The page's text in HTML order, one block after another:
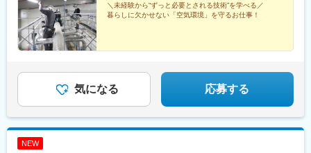
＼未経験から“ずっと必要とされる技術”を学べる／
暮らしに欠かせない「空気環境」を守るお仕事！
気になる 応募する
NEW